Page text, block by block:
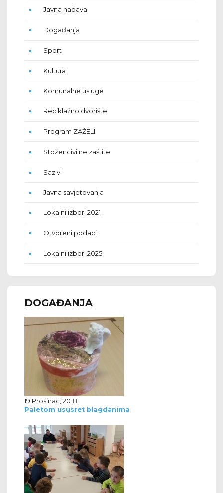
Javna nabava
Događanja
Sport
Kultura
Komunalne usluge
Reciklažno dvorište
Program ZAŽELI
Stožer civilne zaštite
Sazivi
Javna savjetovanja
Lokalni izbori 2021
Otvoreni podaci
Lokalni izbori 2025
DOGAĐANJA
19 Prosinac, 2018
Paletom ususret blagdanima